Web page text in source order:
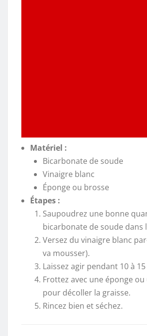
Matériel :
Bicarbonate de soude
Vinaigre blanc
Éponge ou brosse
Étapes :
Saupoudrez une bonne
bicarbonate de soude dans
Versez du vinaigre blanc
va mousser).
Laissez agir pendant 10 à
Frottez avec une éponge
pour décoller la graisse.
Rincez bien et séchez.